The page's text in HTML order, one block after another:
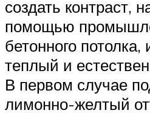
создать контраст,
помощью
бетонного потолка,
теплый и
В первом случае
лимонно-желтый